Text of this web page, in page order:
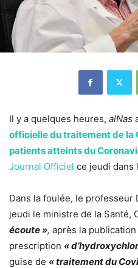
Il y a quelques heures, alNas
officielle du traitement de la
patients atteints du
Journal Officiel ce jeudi dans
Dans la foulée, le professeur
jeudi le ministre de la Santé,
écoute », après la publication
prescription «
guise de « traitement du